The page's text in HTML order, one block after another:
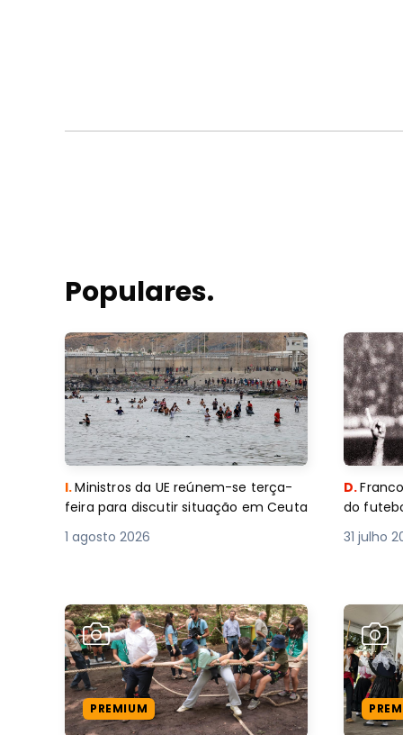
Populares.
I.Ministros da UE reúnem-se terça-
feira para discutir situação em Ceuta
1 agosto 2026
D.
do
31 julho
PREMIUM